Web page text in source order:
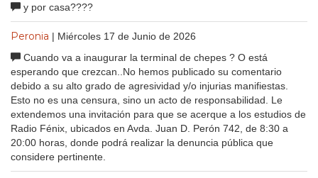
y por casa????
Peronia | Miércoles 17 de Junio de 2026
Cuando va a inaugurar la terminal de chepes ? O está
esperando que crezcan..No hemos publicado su comentario
debido a su alto grado de agresividad y/o injurias manifiestas.
Esto no es una censura, sino un acto de responsabilidad. Le
extendemos una invitación para que se acerque a los estudios de
Radio Fénix, ubicados en Avda. Juan D. Perón 742, de 8:30 a
20:00 horas, donde podrá realizar la denuncia pública que
considere pertinente.